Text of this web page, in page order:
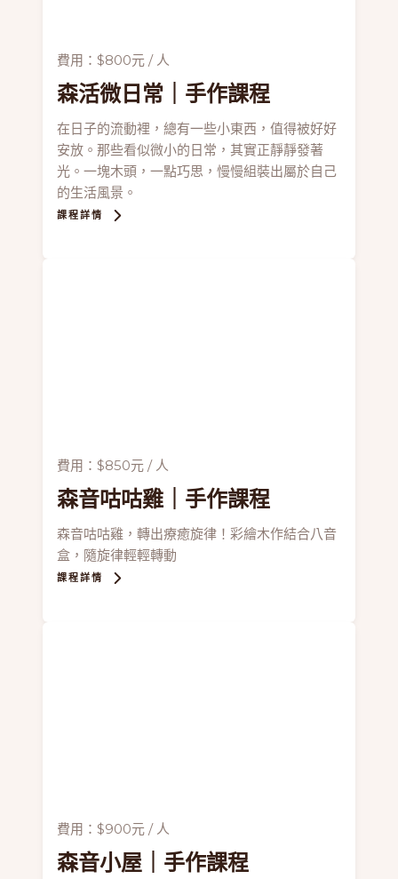
費用：$800元 / 人
森活微日常 ｜手作課程
在日子的流動裡，總有一些小東西，值得被好好
安放。那些看似微小的日常，其實正靜靜發著
光。一塊木頭，一點巧思，慢慢組裝出屬於自己
的生活風景。
課程詳情
費用：$850元 / 人
森音咕咕雞 ｜手作課程
森音咕咕雞，轉出療癒旋律！彩繪木作結合八音
盒，隨旋律輕輕轉動
課程詳情
費用：$900元 / 人
森音小屋 ｜手作課程